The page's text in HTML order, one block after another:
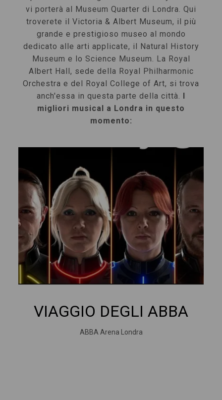
vi porterà al Museum Quarter di Londra. Qui
troverete il Victoria & Albert Museum, il più
grande e prestigioso museo al mondo
dedicato alle arti applicate, il Natural History
Museum e lo Science Museum. La Royal
Albert Hall, sede della Royal Philharmonic
Orchestra e del Royal College of Art, si trova
anch'essa in questa parte della città. I
migliori musical a Londra in questo
momento:
VIAGGIO DEGLI ABBA
ABBA Arena Londra